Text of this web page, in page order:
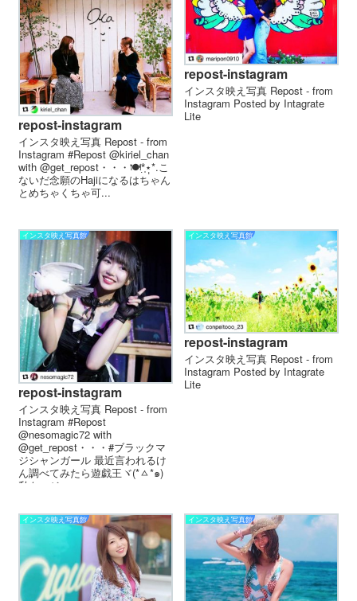
repost-instagram
インスタ映え写真 Repost - from
Instagram #Repost @kiriel_chan
with @get_repost・・・🍽*̣̩⋆̩*.こ
ないだ念願のHajiになるはちゃん
とめちゃくちゃ可...
repost-instagram
インスタ映え写真 Repost - from
Instagram Posted by Intagrate
Lite
インスタ映え写真館
repost-instagram
インスタ映え写真 Repost - from
Instagram #Repost
@nesomagic72 with
@get_repost・・・#ブラックマ
ジシャンガール 最近言われるけ
ん調べてみたら遊戯王ヾ(*ㅿ*๑)
私もマジ...
インスタ映え写真館
repost-instagram
インスタ映え写真 Repost - from
Instagram Posted by Intagrate
Lite
インスタ映え写真館 インスタ映え写真館